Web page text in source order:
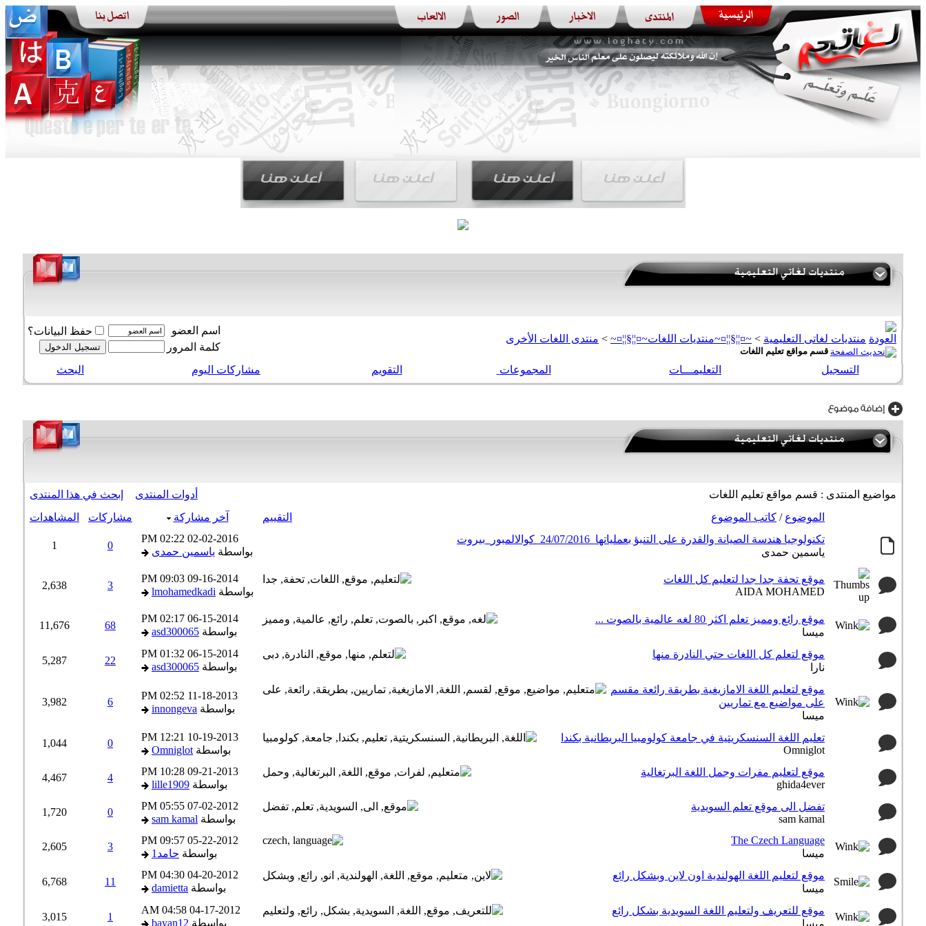
منتديات لغاتى التعليمية > ~¤¦¦§¦¦¤~منتديات اللغات~¤¦¦§¦¦¤~ > منتدى اللغات الأخرى
قسم مواقع تعليم اللغات
اسم العضو
حفظ البيانات؟
كلمة المرور
التسجيل
التعليمـــات المجموعات التقويم مشاركات اليوم البحث
مواضيع المنتدى : قسم مواقع تعليم اللغات أدوات المنتدى
إبحث في هذا المنتدى
التقييم
الموضوع / كاتب الموضوع آخر مشاركة مشاركات
المشاهدات
تكنولوجيا هندسة الصيانة والقدرة على التنبؤ بعملياتها_24/07/2016_كوالالمبور_بيروت
ياسمين حمدى
02-02-2016
02:22 PM
بواسطة ياسمين حمدى
0
1
موقع تحفة جدا جدا لتعليم كل اللغات
AIDA MOHAMED
09-16-2014
09:03 PM
بواسطة lmohamedkadi
3
2,638
موقع رائع ومميز تعلم اكثر 80 لغه عالمية بالصوت ...
ميسا
06-15-2014
02:17 PM
بواسطة asd300065
68
11,676
موقع لتعلم كل اللغات حتي النادرة منها
نارا
06-15-2014
01:32 PM
بواسطة asd300065
22
5,287
موقع لتعليم اللغة الامازيغية بطريقة رائعة مقسم
على مواضيع مع تماريين
ميسا
11-18-2013
02:52 PM
بواسطة innongeva
6
3,982
تعليم اللغة السنسكريتية في جامعة كولومبيا البريطانية بكندا
Omniglot
10-19-2013
12:21 PM
بواسطة Omniglot
0
1,044
موقع لتعليم مفرات وجمل اللغة البرتغالية
ghida4ever
09-21-2013
10:28 PM
بواسطة lille1909
4
4,467
تفضل الى موقع تعلم السويدية
sam kamal
07-02-2012
05:55 PM
بواسطة sam kamal
0
1,720
The Czech Language
ميسا
05-22-2012
09:57 PM
بواسطة حامد1
3
2,605
موقع لتعليم اللغة الهولندية اون لاين وبشكل رائع
ميسا
04-20-2012
04:30 PM
بواسطة damietta
11
6,768
موقع للتعريف ولتعليم اللغة السويدية بشكل رائع
ميسا
04-17-2012
04:58 AM
بواسطة bayan12
1
3,015